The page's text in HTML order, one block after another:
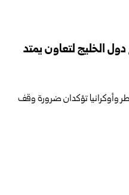
الخليج لتعاون يمتد